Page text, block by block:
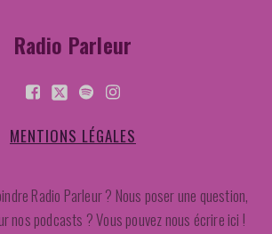
Radio Parleur
MENTIONS LÉGALES
Radio Parleur ? Nous poser une question,
nos podcasts ? Vous pouvez nous écrire ici !